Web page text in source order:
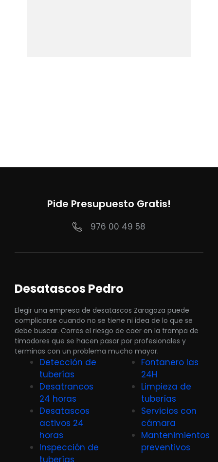
Pide Presupuesto Gratis!
976 00 49 58
Desatascos Pedro
Elegir una empresa de desatascos Zaragoza puede
complicarse cuando no se tiene ni idea de lo que se
debe buscar. Corres el riesgo de caer en la trampa de
timadores que se hacen pasar por profesionales y
terminas con un problema mucho mayor.
Detección de
tuberías
Desatrancos
24 horas
Desatascos
activos 24
horas
Inspección de
tuberías
Fontanero las
24H
Limpieza de
tuberías
Servicios con
cámara
Mantenimientos
preventivos